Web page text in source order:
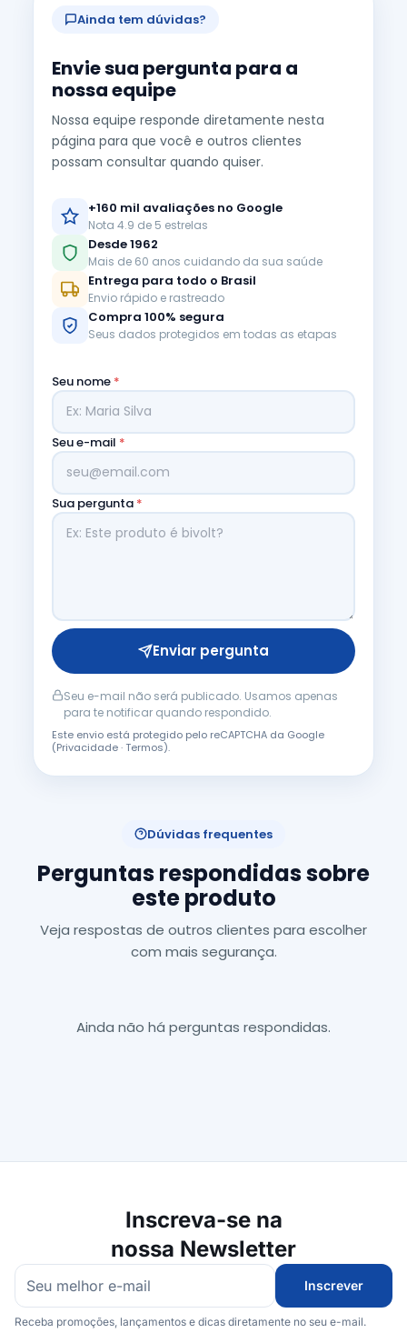
Ainda tem dúvidas?
Envie sua pergunta para a
nossa equipe
Nossa equipe responde diretamente nesta
página para que você e outros clientes
possam consultar quando quiser.
+160 mil avaliações no Google
Nota 4.9 de 5 estrelas
Desde 1962
Mais de 60 anos cuidando da sua saúde
Entrega para todo o Brasil
Envio rápido e rastreado
Compra 100% segura
Seus dados protegidos em todas as etapas
Seu nome *
Seu e-mail *
Sua pergunta *
Enviar pergunta
Seu e-mail não será publicado. Usamos apenas
para te notificar quando respondido.
Este envio está protegido pelo reCAPTCHA da Google
(Privacidade·Termos).
Dúvidas frequentes
Perguntas respondidas sobre
este produto
Veja respostas de outros clientes para escolher
com mais segurança.
Ainda não há perguntas respondidas.
Inscreva-se na
nossa Newsletter
Inscrever
Receba promoções, lançamentos e dicas diretamente no seu e-mail.